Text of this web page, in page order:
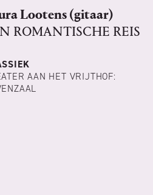
Lootens (gitaar)
ROMANTISCHE REIS
AAN HET VRIJTHOF: